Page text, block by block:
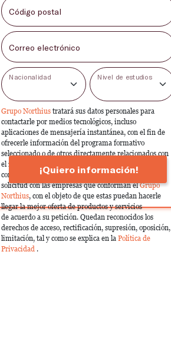
Código postal
Correo electrónico
Nacionalidad Nivel de estudios
Grupo Northius tratará sus datos personales para
contactarle por medios tecnológicos, incluso
aplicaciones de mensajería instantánea, con el fin de
ofrecerle información del programa formativo
seleccionado o de otros directamente relacionados con
el interés manifestado y, en su caso, para tramitar la
contratación correspondiente. Compartiremos su
solicitud con las empresas que conforman elGrupo
Northius, con el objeto de que estas puedan hacerle
llegar la mejor oferta de productos y servicios
de acuerdo a su petición. Quedan reconocidos los
derechos de acceso, rectificación, supresión, oposición,
limitación, tal y como se explica en la Política de
Privacidad .
¡Quiero información!